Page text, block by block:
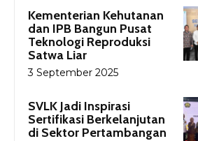
Kementerian Kehutanan
dan IPB Bangun Pusat
Teknologi Reproduksi
Satwa Liar
3 September 2025
SVLK Jadi Inspirasi
Sertifikasi Berkelanjutan
di Sektor Pertambangan